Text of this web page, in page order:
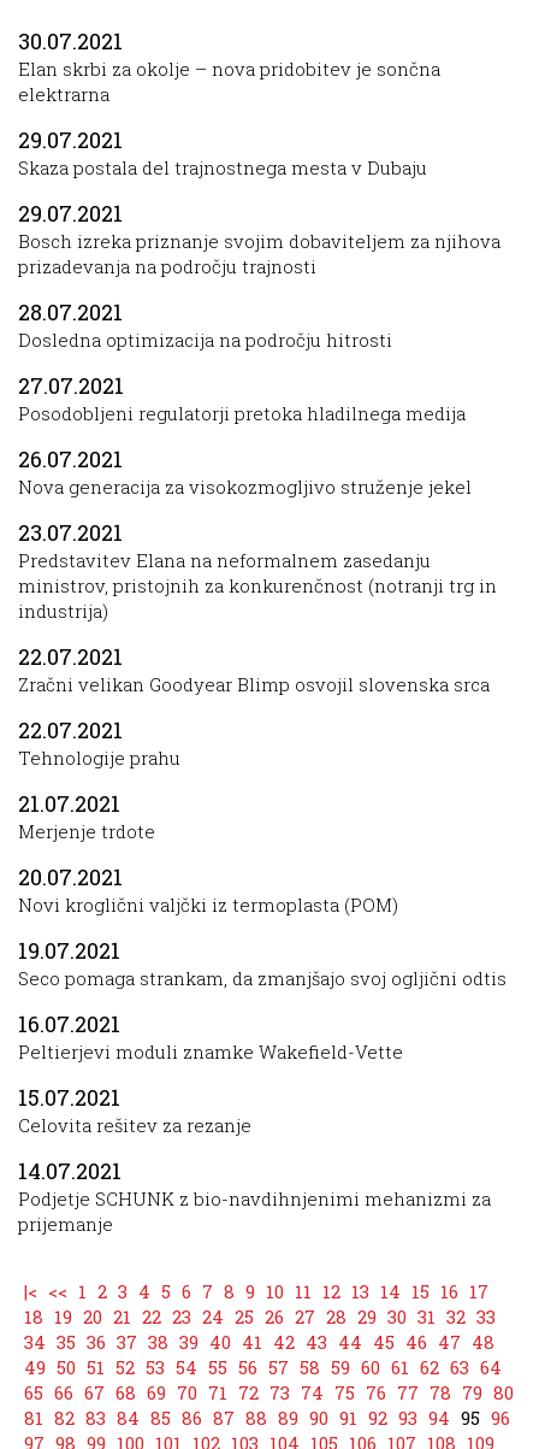
30.07.2021
Elan skrbi za okolje – nova pridobitev je sončna
elektrarna
29.07.2021
Skaza postala del trajnostnega mesta v Dubaju
29.07.2021
Bosch izreka priznanje svojim dobaviteljem za njihova
prizadevanja na področju trajnosti
28.07.2021
Dosledna optimizacija na področju hitrosti
27.07.2021
Posodobljeni regulatorji pretoka hladilnega medija
26.07.2021
Nova generacija za visokozmogljivo struženje jekel
23.07.2021
Predstavitev Elana na neformalnem zasedanju
ministrov, pristojnih za konkurenčnost (notranji trg in
industrija)
22.07.2021
Zračni velikan Goodyear Blimp osvojil slovenska srca
22.07.2021
Tehnologije prahu
21.07.2021
Merjenje trdote
20.07.2021
Novi kroglični valjčki iz termoplasta (POM)
19.07.2021
Seco pomaga strankam, da zmanjšajo svoj ogljični odtis
16.07.2021
Peltierjevi moduli znamke Wakefield-Vette
15.07.2021
Celovita rešitev za rezanje
14.07.2021
Podjetje SCHUNK z bio-navdihnjenimi mehanizmi za
prijemanje
|< << 1 2 3 4 5 6 7 8 9 10 11 12 13 14 15 16 17
18 19 20 21 22 23 24 25 26 27 28 29 30 31 32 33
34 35 36 37 38 39 40 41 42 43 44 45 46 47 48
49 50 51 52 53 54 55 56 57 58 59 60 61 62 63 64
65 66 67 68 69 70 71 72 73 74 75 76 77 78 79 80
81 82 83 84 85 86 87 88 89 90 91 92 93 94 95 96
97 98 99 100 101 102 103 104 105 106 107 108 109